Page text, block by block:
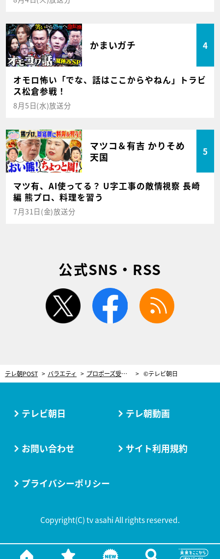
かまいガチ 4
オモロ怖い「でな、話はここからやねん」トラビ
ス松倉参戦！
8月5日(水)放送分
マツコ＆有吉 かりそめ
天国
5
マツ有、AI使ってる？ U字工事の敵情視察 長崎
編 熊プロ、料理を習う
7月31日(金)放送分
公式SNS・RSS
twitter facebook
テレ朝POST バラエティ プロポーズ受けた3か月後、がんで他界。近藤サト、同級生の壮絶人生に涙こらえきれず… ©テレビ朝日
テレビ朝日 テレ朝動画
お問い合わせ サイト利用規約
プライバシーポリシー
Copyright(C) tv asahi All rights reserved.